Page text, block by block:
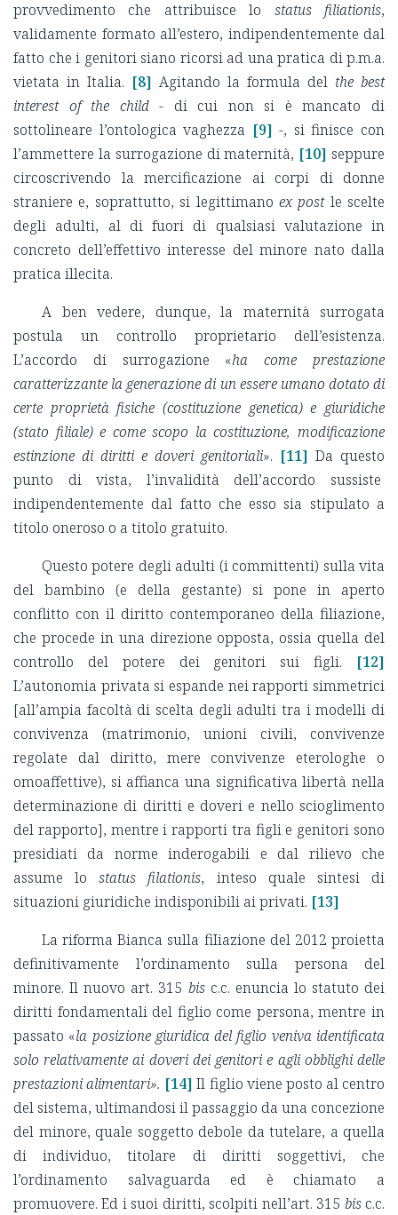
provvedimento che attribuisce lo status filiationis,
validamente formato all’estero, indipendentemente dal
fatto che i genitori siano ricorsi ad una pratica di p.m.a.
vietata in Italia. [8] Agitando la formula del the best
interest of the child - di cui non si è mancato di
sottolineare l’ontologica vaghezza [9] -, si finisce con
l’ammettere la surrogazione di maternità, [10] seppure
circoscrivendo la mercificazione ai corpi di donne
straniere e, soprattutto, si legittimano ex post le scelte
degli adulti, al di fuori di qualsiasi valutazione in
concreto dell’effettivo interesse del minore nato dalla
pratica illecita.
A ben vedere, dunque, la maternità surrogata
postula un controllo proprietario dell’esistenza.
L’accordo di surrogazione «ha come prestazione
caratterizzante la generazione di un essere umano dotato di
certe proprietà fisiche (costituzione genetica) e giuridiche
(stato filiale) e come scopo la costituzione, modificazione
estinzione di diritti e doveri genitoriali». [11] Da questo
punto di vista, l’invalidità dell’accordo sussiste
indipendentemente dal fatto che esso sia stipulato a
titolo oneroso o a titolo gratuito.
Questo potere degli adulti (i committenti) sulla vita
del bambino (e della gestante) si pone in aperto
conflitto con il diritto contemporaneo della filiazione,
che procede in una direzione opposta, ossia quella del
controllo del potere dei genitori sui figli.
[12]
L’autonomia privata si espande nei rapporti simmetrici
[all’ampia facoltà di scelta degli adulti tra i modelli di
convivenza (matrimonio, unioni civili, convivenze
regolate dal diritto, mere convivenze eterologhe o
omoaffettive), si affianca una significativa libertà nella
determinazione di diritti e doveri e nello scioglimento
del rapporto], mentre i rapporti tra figli e genitori sono
presidiati da norme inderogabili e dal rilievo che
assume lostatus filationis, inteso quale sintesi di
situazioni giuridiche indisponibili ai privati. [13]
La riforma Bianca sulla fiIiazione del 2012 proietta
definitivamente l’ordinamento sulla persona del
minore. Il nuovo art. 315 bis c.c. enuncia lo statuto dei
diritti fondamentali del figlio come persona, mentre in
passato «la posizione giuridica del figlio veniva identificata
solo relativamente ai doveri dei genitori e agli obblighi delle
prestazioni alimentari». [14] Il figlio viene posto al centro
del sistema, ultimandosi il passaggio da una concezione
del minore, quale soggetto debole da tutelare, a quella
di individuo, titolare di diritti soggettivi, che
l’ordinamento salvaguarda ed è chiamato a
promuovere. Ed i suoi diritti, scolpiti nell’art. 315 bis c.c.